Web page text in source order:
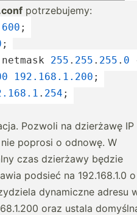
potrze­bujemy:
600 ;
;
netmask 255 . 255 . 255 . 0
192.168.1 .200 ;
8.1 . 254 ;
Pozwoli na dzierżawę IP
poprosi o odnowę. W
czas dzierżawy będzie
podsieć na 192.16­8.1.0 o
dynamiczne adresu
oraz ustala